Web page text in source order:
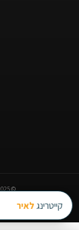
© 2025 קייטרינג טעמים של מאמא. כל הזכויות שמורות.
קייטרינגלאירוע